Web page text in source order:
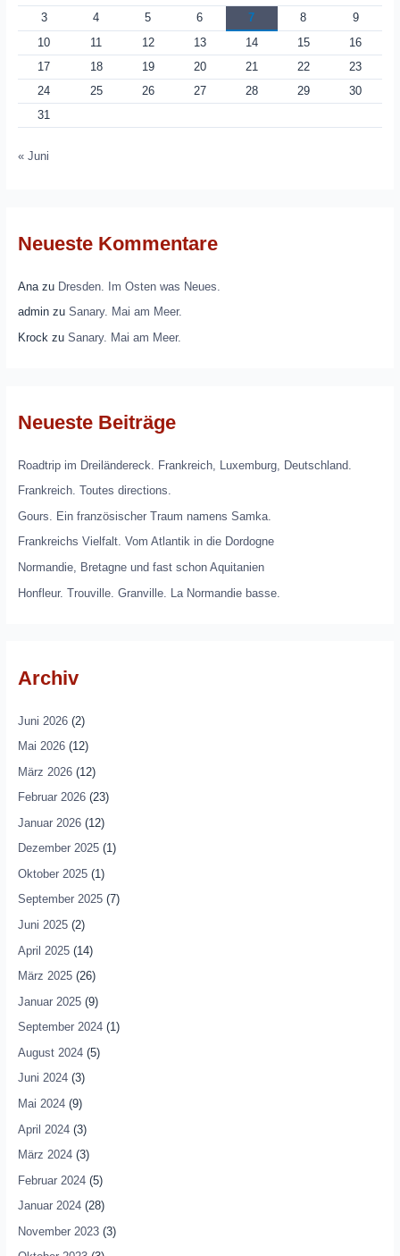
3 4 5 6 7 8
9
10
11 12 13 14 15
16
17
18 19 20 21 22
23
24
25 26 27 28 29
30
31
« Juni
Neueste Kommentare
Anazu Dresden. Im Osten was Neues.
adminzu Sanary. Mai am Meer.
Krock zu Sanary. Mai am Meer.
Neueste Beiträge
Roadtrip im Dreiländereck. Frankreich, Luxemburg, Deutschland.
Frankreich. Toutes directions.
Gours. Ein französischer Traum namens Samka.
Frankreichs Vielfalt. Vom Atlantik in die Dordogne
Normandie, Bretagne und fast schon Aquitanien
Honfleur. Trouville. Granville. La Normandie basse.
Archiv
Juni 2026(2)
Mai 2026(12)
März 2026(12)
Februar 2026(23)
Januar 2026(12)
Dezember 2025(1)
Oktober 2025(1)
September 2025(7)
Juni 2025(2)
April 2025(14)
März 2025(26)
Januar 2025(9)
September 2024(1)
August 2024(5)
Juni 2024(3)
Mai 2024(9)
April 2024(3)
März 2024(3)
Februar 2024(5)
Januar 2024(28)
November 2023(3)